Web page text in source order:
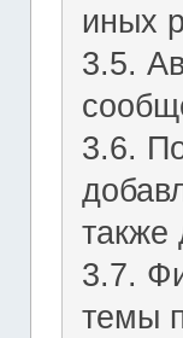
иных
3.5.
3.6.
также
3.7.
темы